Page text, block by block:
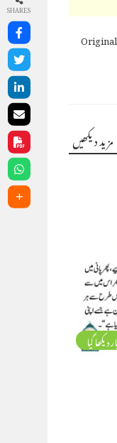
مزید دیکھیں
SHARES